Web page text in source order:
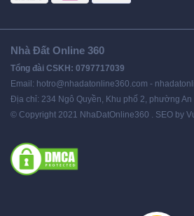
Nhà Đất Online 360
Tổng đài CSKH: 0797717039
Email: hotro@nhadatonline360.com -
Địa chỉ: 234 Ngô Quyền, Khu phố 2, phường
© Copyright 2021 NhaDatOnline360 . SEO by